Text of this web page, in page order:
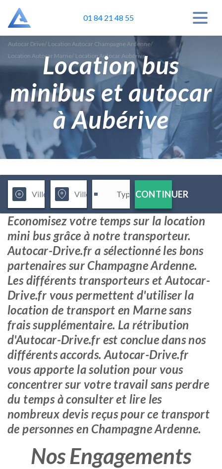
01 84 21 48 55
Autocar Drive/ Location Autocar Champagne Ardenne/
Location Autocar Marne/ Location Autocar Aubérive
Location bus
minibus et autocar
à Aubérive
CONTINUER
Economisez votre temps sur la location
mini bus grâce à notre transporteur.
Autocar-Drive.fr a sélectionné les bons
partenaires sur Champagne Ardenne.
Les différents transporteurs et Autocar-
Drive.fr vous permettent d'utiliser la
location de transport en Marne sans
frais supplémentaire. La rétribution
d'Autocar-Drive.fr est conclue dans nos
différents accords. Autocar-Drive.fr
vous apporte la solution pour vous
concentrer sur votre travail sans perdre
du temps à consulter et lire les
nombreux devis reçus pour ce transport
de personnes en Champagne Ardenne.
Nos Engagements